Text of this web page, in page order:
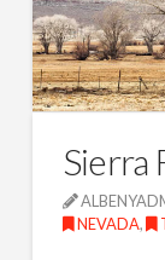
Sierra
NEVADA,